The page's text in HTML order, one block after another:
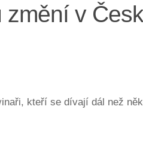
změní v
kteří se dívají dál než